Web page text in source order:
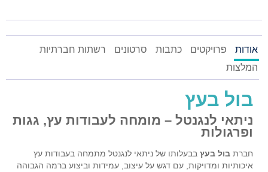
אודות פרויקטים כתבות סרטונים
רשתות חברתיות
המלצות
בול בעץ
ניתאי לנגנטל – מומחה לעבודות עץ, גגות
ופרגולות
חברת בול בעץ בבעלותו של ניתאי לנגנטל מתמחה בעבודות עץ
איכותיות ומדויקות, עם דגש על עיצוב, עמידות וביצוע ברמה הגבוהה